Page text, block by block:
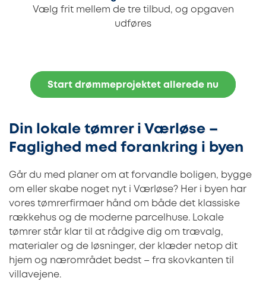
Vælg frit mellem de tre tilbud, og opgaven
udføres
Start drømmeprojektet allerede nu
Din lokale tømrer i Værløse –
Faglighed med forankring i byen
Går du med planer om at forvandle boligen, bygge
om eller skabe noget nyt i Værløse? Her i byen har
vores tømrerfirmaer hånd om både det klassiske
rækkehus og de moderne parcelhuse. Lokale
tømrer står klar til at rådgive dig om trævalg,
materialer og de løsninger, der klæder netop dit
hjem og nærområdet bedst – fra skovkanten til
villavejene.